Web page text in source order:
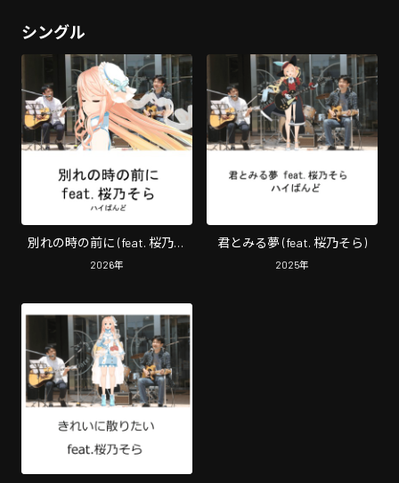
シングル
別れの時の前に (feat. 桜乃そ
ら)
2026年
君とみる夢 (feat. 桜乃そら)
2025年